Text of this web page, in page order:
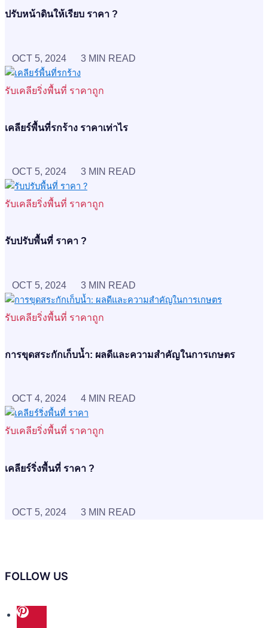
ปรับหน้าดินให้เรียบ ราคา ?
OCT 5, 2024 3 MIN READ
รับเคลียริ่งพื้นที่ ราคาถูก
เคลียร์พื้นที่รกร้าง ราคาเท่าไร
OCT 5, 2024 3 MIN READ
รับเคลียริ่งพื้นที่ ราคาถูก
รับปรับพื้นที่ ราคา ?
OCT 5, 2024 3 MIN READ
รับเคลียริ่งพื้นที่ ราคาถูก
การขุดสระกักเก็บน้ำ: ผลดีและความสำคัญในการเกษตร
OCT 4, 2024 4 MIN READ
รับเคลียริ่งพื้นที่ ราคาถูก
เคลียร์ริ่งพื้นที่ ราคา ?
OCT 5, 2024 3 MIN READ
FOLLOW US